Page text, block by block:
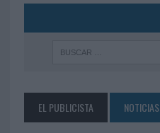
EL PUBLICISTA NOTICIAS